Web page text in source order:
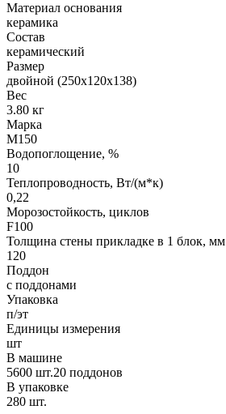
Материал основания
керамика
Состав
керамический
Размер
двойной (250х120х138)
Вес
3.80 кг
Марка
М150
Водопоглощение, %
10
Теплопроводность, Вт/(м*к)
0,22
Морозостойкость, циклов
F100
Толщина стены прикладке в 1 блок, мм
120
Поддон
с поддонами
Упаковка
п/эт
Единицы измерения
шт
В машине
5600 шт.20 поддонов
В упаковке
280 шт.